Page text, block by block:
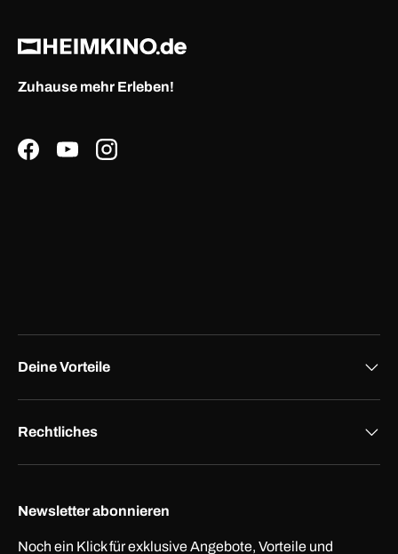
Zuhause mehr Erleben!
FacebookYouTubeInstagram
Deine Vorteile
Rechtliches
Newsletter abonnieren
Noch ein Klick für exklusive Angebote, Vorteile und